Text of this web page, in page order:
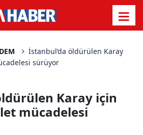
İstanbul’da öldürülen Karay
sürüyor
Karay için
mücadelesi